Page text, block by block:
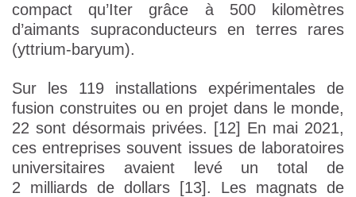
compact qu’Iter grâce à 500 kilomètres
d’aimants supraconducteurs en terres rares
(yttrium-baryum).
Sur les 119 installations expérimentales de
fusion construites ou en projet dans le monde,
22 sont désormais privées. [12] En mai 2021,
ces entreprises souvent issues de laboratoires
universitaires avaient levé un total de
2 milliards de dollars [13]. Les magnats de